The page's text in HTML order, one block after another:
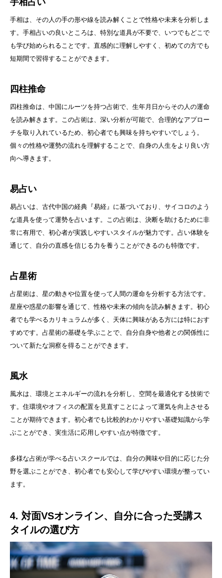
手相占い
手相は、その人の手の形や線を読み解くことで性格や未来を分析しま
す。手相占いの良いところは、特別な道具が不要で、いつでもどこで
も学び始められることです。直感的に理解しやすく、初めての方でも
短期間で習得することができます。
四柱推命
四柱推命は、中国にルーツを持つ占術で、生年月日からその人の運命
を読み解きます。この占術は、深い分析が可能で、合理的なアプロー
チを取り入れているため、初心者でも興味を持ちやすいでしょう。
個々の性格や運勢の流れを理解することで、自身の人生をより良い方
向へ導きます。
易占い
易占いは、古代中国の経典『易経』に基づいており、サイコロのよう
な道具を使って運勢を占います。この占術は、決断を助けるために非
常に有用で、初心者が実践しやすいスタイルが魅力です。占い体験を
通じて、自分の直感を信じる力を養うことができるのも特徴です。
占星術
占星術は、星の動きや位置を使って人間の運命を分析する方法です。
星座や惑星の影響を通じて、性格や未来の傾向を読み解きます。初心
者でも学べるカリキュラムが多く、天体に興味がある方には特におす
すめです。占星術の基礎を学ぶことで、自分自身や他者との関係性に
ついて新たな洞察を得ることができます。
風水
風水は、環境とエネルギーの流れを分析し、空間を最適化する技術で
す。住環境やオフィスの配置を見直すことによって運気を向上させる
ことが期待できます。初心者でも比較的わかりやすい基礎知識から学
ぶことができ、実生活に応用しやすい点が特徴です。
多様な占術が学べる占いスクールでは、自分の興味や目的に応じた分
野を選ぶことができ、初心者でも安心して学びやすい環境が整ってい
ます。
4. 対面VSオンライン、自分に合った受講ス
タイルの選び方